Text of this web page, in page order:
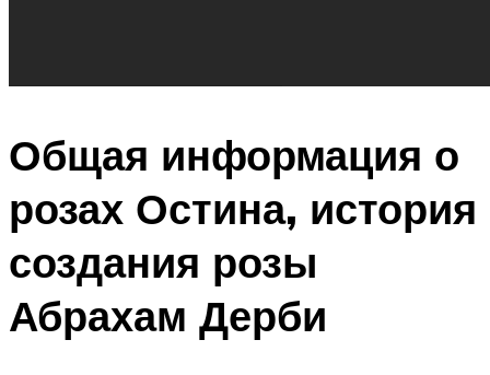
Общая информация о
розах Остина, история
создания розы
Абрахам Дерби